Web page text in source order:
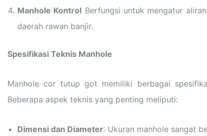
Manhole Kontrol Berfungsi untuk mengatur
daerah rawan banjir.
Spesifikasi Teknis Manhole
Manhole cor tutup got memiliki berbagai
Beberapa aspek teknis yang penting meliputi:
Dimensi dan Diameter: Ukuran manhole sangat